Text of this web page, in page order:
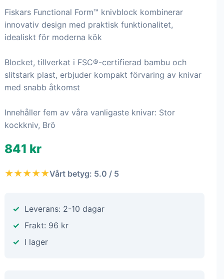
Fiskars Functional Form™ knivblock kombinerar
innovativ design med praktisk funktionalitet,
idealiskt för moderna kök
Blocket, tillverkat i FSC®-certifierad bambu och
slitstark plast, erbjuder kompakt förvaring av knivar
med snabb åtkomst
Innehåller fem av våra vanligaste knivar: Stor
kockkniv, Brö
841 kr
★★★★★Vårt betyg: 5.0 / 5
Leverans: 2-10 dagar
Frakt: 96 kr
I lager